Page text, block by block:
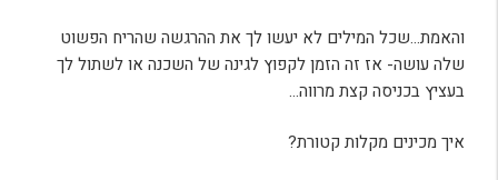
והאמת…שכל המילים לא יעשו לך את ההרגשה שהריח הפשוט
שלה עושה- אז זה הזמן לקפוץ לגינה של השכנה או לשתול לך
בעציץ בכניסה קצת מרווה…
איך מכינים מקלות קטורת?